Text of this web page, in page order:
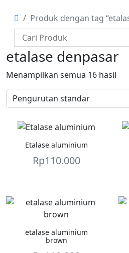
Produk dengan tag
etalase denpasar
Menampilkan semua 16 hasil
Etalase aluminium
Rp110.000
etalase aluminium
brown